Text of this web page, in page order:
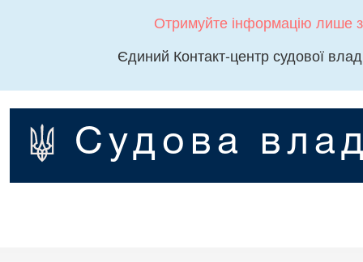
Отримуйте інформацію лише
Єдиний Контакт-центр судової
Судова